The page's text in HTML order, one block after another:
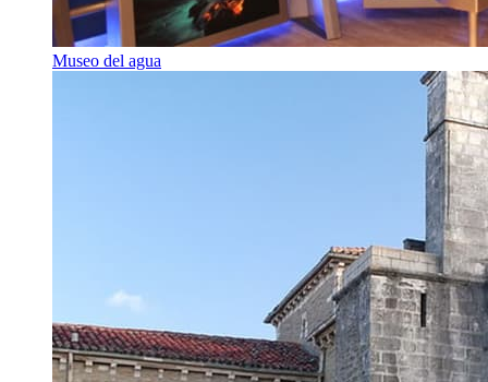
Museo del agua